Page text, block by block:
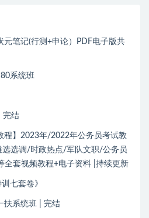
元笔记(行测+申论）PDF电子版共
系统班
完结
程】2023年/2022年公务员考试教
选调/时政热点/军队文职/公务员
套视频教程+电子资料 |持续更新
七套卷》
扶系统班 | 完结